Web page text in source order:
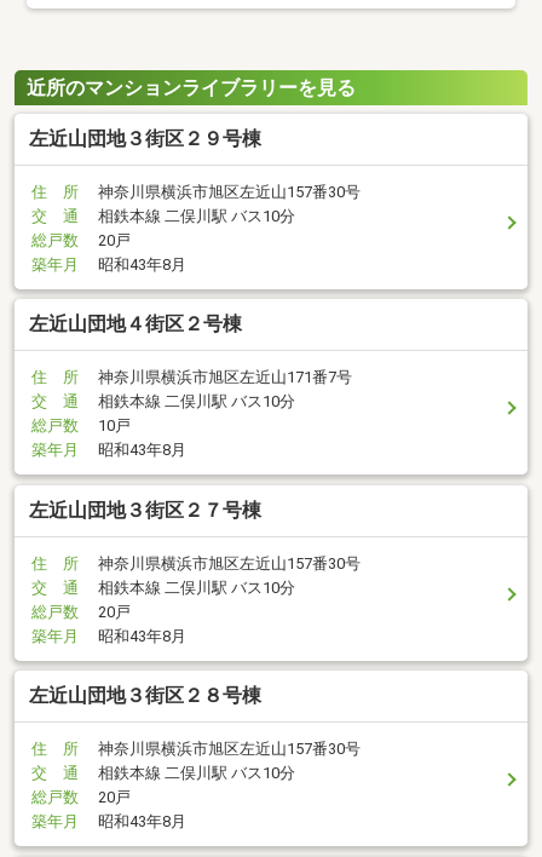
近所のマンションライブラリーを見る
左近山団地３街区２９号棟
住 所
神奈川県横浜市旭区左近山157番30号
交 通
相鉄本線 二俣川駅 バス10分
総戸数
20戸
築年月
昭和43年8月
左近山団地４街区２号棟
住 所
神奈川県横浜市旭区左近山171番7号
交 通
相鉄本線 二俣川駅 バス10分
総戸数
10戸
築年月
昭和43年8月
左近山団地３街区２７号棟
住 所
神奈川県横浜市旭区左近山157番30号
交 通
相鉄本線 二俣川駅 バス10分
総戸数
20戸
築年月
昭和43年8月
左近山団地３街区２８号棟
住 所
神奈川県横浜市旭区左近山157番30号
交 通
相鉄本線 二俣川駅 バス10分
総戸数
20戸
築年月
昭和43年8月